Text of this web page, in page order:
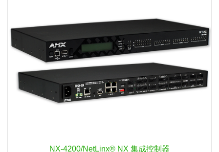
NX-4200/NetLinx® NX 集成控制器